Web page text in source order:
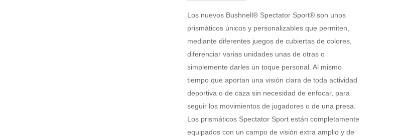
Sport
-
cantidad
Los nuevos Bushnell® Spectator Sport® son unos
prismáticos únicos y personalizables que permiten,
mediante diferentes juegos de cubiertas de colores,
diferenciar varias unidades unas de otras o
simplemente darles un toque personal. Al mismo
tiempo que aportan una visión clara de toda actividad
deportiva o de caza sin necesidad de enfocar, para
seguir los movimientos de jugadores o de una presa.
Los prismáticos Spectator Sport están completamente
equipados con un campo de visión extra amplio y de